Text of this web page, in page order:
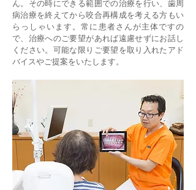
ん。その時にできる範囲での治療を行い、歯周
病治療を終えてから咬合再構成を考える方もい
らっしゃいます。常に患者さんが主体ですの
で、治療へのご要望があれば遠慮せずにお話し
ください。可能な限りご要望を取り入れたアド
バイスやご提案をいたします。